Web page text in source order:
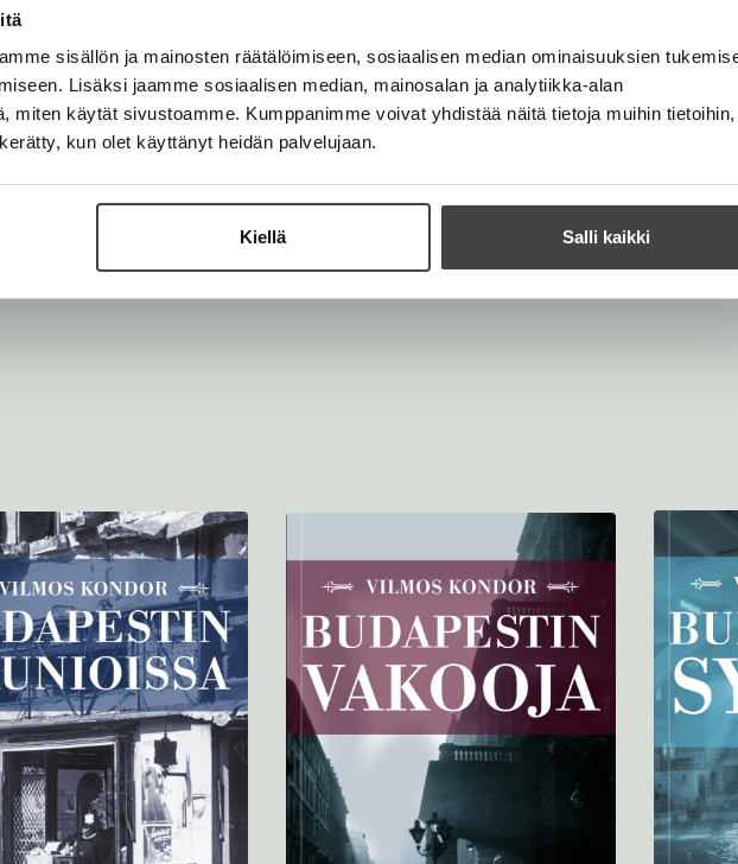
sisällön ja mainosten räätälöimiseen, sosiaalisen median ominaisuuksien
Lisäksi jaamme sosiaalisen median, mainosalan ja analytiikka-alan
miten käytät sivustoamme. Kumppanimme voivat yhdistää näitä tietoja muihin
kun olet käyttänyt heidän palvelujaan.
Kiellä Salli kaikki